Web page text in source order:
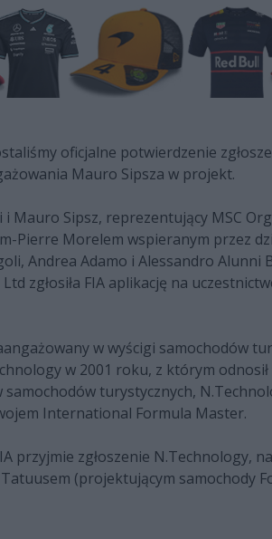
oficjalne potwierdzenie
Mauro Sipsza w projekt.
Mauro Sipsz, reprezentujący MSC
Pierre Morelem wspieranym przez
Andrea Adamo i Alessandro Alunni
zgłosiła FIA aplikację na
w wyścigi samochodów
w 2001 roku, z którym
samochodów turystycznych,
International Formula Master.
przyjmie zgłoszenie N.Technology,
Tatuusem (projektującym samochody